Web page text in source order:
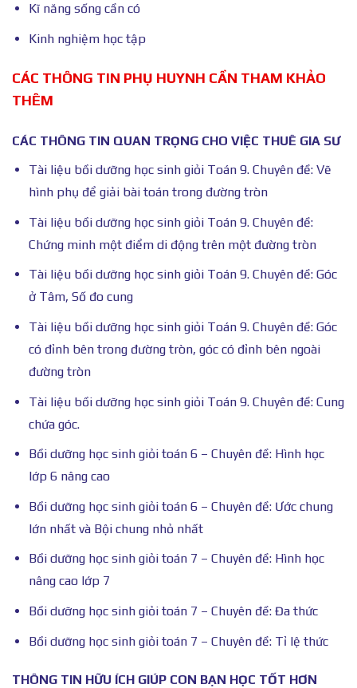
Kĩ năng sống cần có
Kinh nghiệm học tập
CÁC THÔNG TIN PHỤ HUYNH CẦN THAM KHẢO
THÊM
CÁC THÔNG TIN QUAN TRỌNG CHO VIỆC THUÊ GIA SƯ
Tài liệu bồi dưỡng học sinh giỏi Toán 9. Chuyên đề: Vẽ
hình phụ để giải bài toán trong đường tròn
Tài liệu bồi dưỡng học sinh giỏi Toán 9. Chuyên đề:
Chứng minh một điểm di động trên một đường tròn
Tài liệu bồi dưỡng học sinh giỏi Toán 9. Chuyên đề: Góc
ở Tâm, Số đo cung
Tài liệu bồi dưỡng học sinh giỏi Toán 9. Chuyên đề: Góc
có đỉnh bên trong đường tròn, góc có đỉnh bên ngoài
đường tròn
Tài liệu bồi dưỡng học sinh giỏi Toán 9. Chuyên đề: Cung
chứa góc.
Bồi dưỡng học sinh giỏi toán 6 – Chuyên đề: Hình học
lớp 6 nâng cao
Bồi dưỡng học sinh giỏi toán 6 – Chuyên đề: Ước chung
lớn nhất và Bội chung nhỏ nhất
Bồi dưỡng học sinh giỏi toán 7 – Chuyên đề: Hình học
nâng cao lớp 7
Bồi dưỡng học sinh giỏi toán 7 – Chuyên đề: Đa thức
Bồi dưỡng học sinh giỏi toán 7 – Chuyên đề: Tỉ lệ thức
THÔNG TIN HỮU ÍCH GIÚP CON BẠN HỌC TỐT HƠN